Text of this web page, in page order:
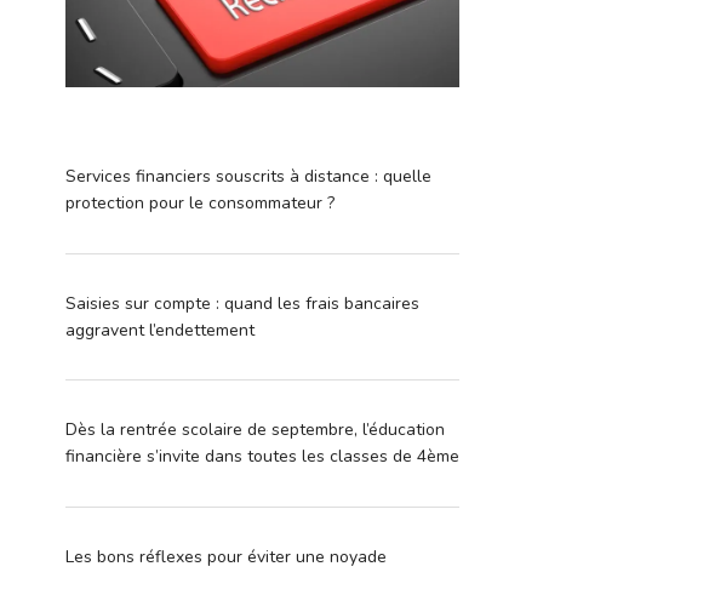
Services financiers souscrits à distance : quelle
protection pour le consommateur ?
Saisies sur compte : quand les frais bancaires
aggravent l’endettement
Dès la rentrée scolaire de septembre, l’éducation
financière s’invite dans toutes les classes de 4ème
Les bons réflexes pour éviter une noyade